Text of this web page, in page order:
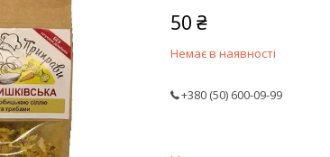
50 ₴
Немає в наявності
+380 (50) 600-09-99